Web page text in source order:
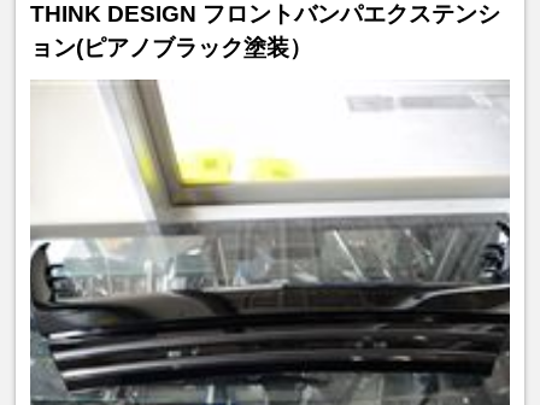
THINK DESIGN フロントバンパエクステンシ
ョン(ピアノブラック塗装）